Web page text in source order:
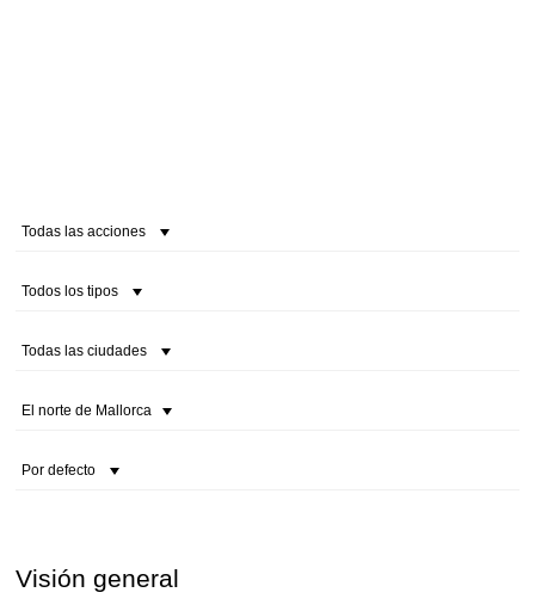
Todas las acciones
Todos los tipos
Todas las ciudades
El norte de Mallorca
Por defecto
Visión general